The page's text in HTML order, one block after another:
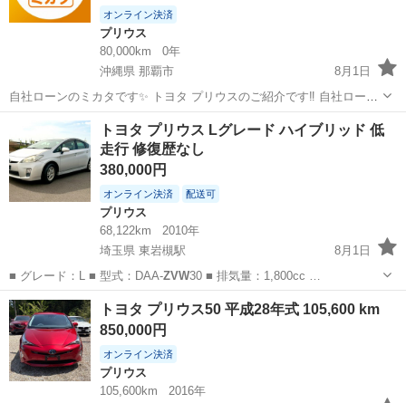
オンライン決済
プリウス
80,000km
0年
沖縄県 那覇市
8月1日
自社ローンのミカタです✨ トヨタ プリウスのご紹介です‼️ 自社ローン
のミカタは、信用情報や勤務状況に不安がある方でも、 今の収入と生
活に合わせて車の購入を相談できるサービスです✅ 下記サイトからお
問い合わせお待ちしてお...
那覇市 プリウス
トヨタ プリウス Lグレード ハイブリッド 低
走行 修復歴なし
380,000円
オンライン決済 配送可
プリウス
68,122km
2010年
埼玉県 東岩槻駅
8月1日
■ グレード：L ■ 型式：DAA-ZVW
埼玉 さいたま市 東岩槻駅 プリウス
トヨタ プリウス50 平成28年式 105,600 km
850,000円
オンライン決済
プリウス
105,600km
2016年